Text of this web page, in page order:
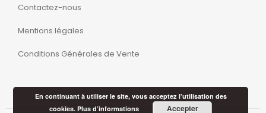
Contactez-nous
Mentions légales
Conditions Générales de Vente
En continuant à utiliser le site, vous acceptez l’utilisation des
cookies.Plus d’informations Accepter